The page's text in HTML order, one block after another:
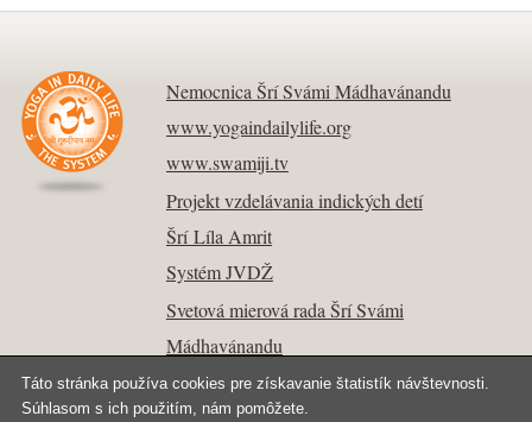
Nemocnica Šrí Svámi Mádhavánandu
www.yogaindailylife.org
www.swamiji.tv
Projekt vzdelávania indických detí
Šrí Líla Amrit
Systém JVDŽ
Svetová mierová rada Šrí Svámi
Mádhavánandu
Táto stránka používa cookies pre získavanie štatistík návštevnosti.
Súhlasom s ich použitím, nám pomôžete.